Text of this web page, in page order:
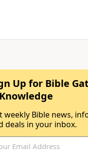
Up for Bible
weekly Bible news,
deals in your inbox.